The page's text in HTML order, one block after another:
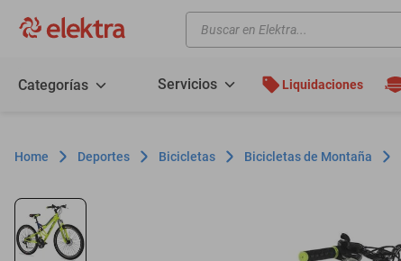
Buscar en Elektra...
Categorías Servicios Liquidaciones
Deportes Bicicletas Bicicletas de Montaña
motos